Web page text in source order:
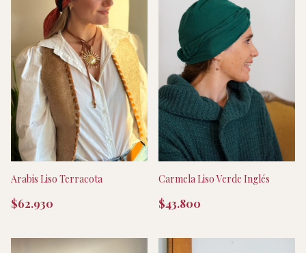
Arabis Liso Terracota
$62.930
Carmela Liso Verde Inglés
$43.800